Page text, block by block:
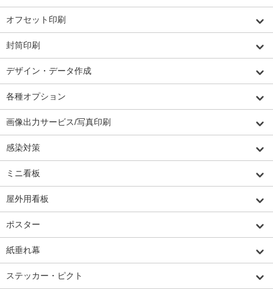
オフセット印刷
封筒印刷
デザイン・データ作成
各種オプション
画像出力サービス/写真印刷
感染対策
ミニ看板
屋外用看板
ポスター
紙垂れ幕
ステッカー・ピクト